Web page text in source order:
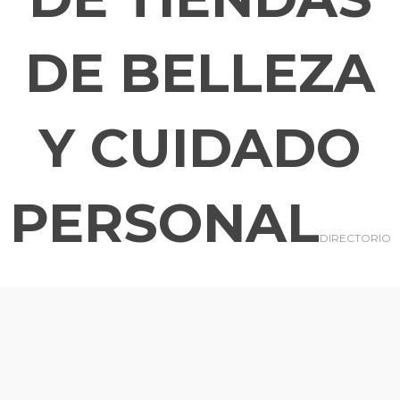
DE BELLEZA
Y CUIDADO
PERSONALDIRECTORIO